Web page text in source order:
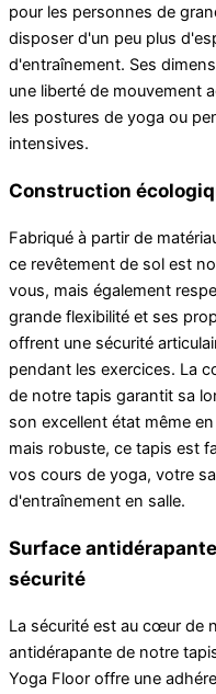
pour les personnes de
disposer d'un peu plus
d'entraînement. Ses
une liberté de mouvement
les postures de yoga ou
intensives.
Construction
Fabriqué à partir de
ce revêtement de sol est
vous, mais également
grande flexibilité et ses
offrent une sécurité
pendant les exercices. La
de notre tapis garantit sa
son excellent état même
mais robuste, ce tapis est
vos cours de yoga, votre
d'entraînement en salle.
Surface
sécurité
La sécurité est au cœur de
antidérapante de notre
Yoga Floor offre une